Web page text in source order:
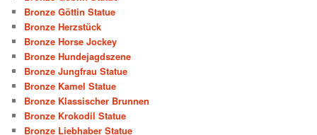
Bronze Göttin Statue
Bronze Herzstück
Bronze Horse Jockey
Bronze Hundejagdszene
Bronze Jungfrau Statue
Bronze Kamel Statue
Bronze Klassischer Brunnen
Bronze Krokodil Statue
Bronze Liebhaber Statue